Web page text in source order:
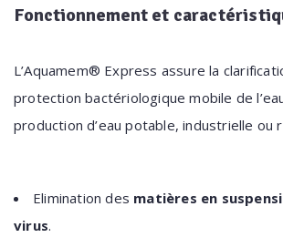
Fonctionnement et
L’Aquamem® Express assure la
protection bactériologique mobile de
production d’eau potable, industrielle ou
Elimination des matières en
virus.